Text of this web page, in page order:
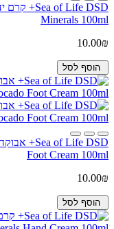
Minerals 100ml
10.00₪
הוסף לסל
Foot Cream 100ml
10.00₪
הוסף לסל